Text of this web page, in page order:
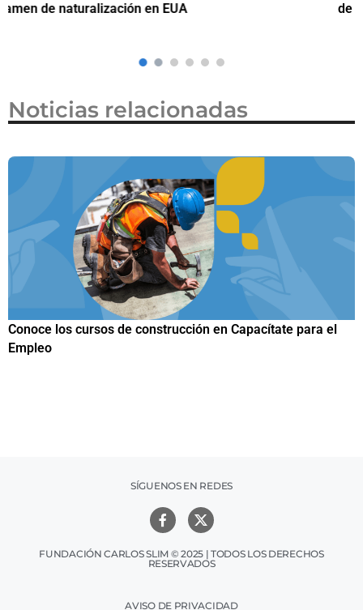
de preparación para el examen de naturalización en EUA
Noticias relacionadas
Papuchis y el Sueño Michoacano como alternativa
productiva
SÍGUENOS EN REDES
FUNDACIÓN CARLOS SLIM © 2025 | TODOS LOS DERECHOS
RESERVADOS
AVISO DE PRIVACIDAD